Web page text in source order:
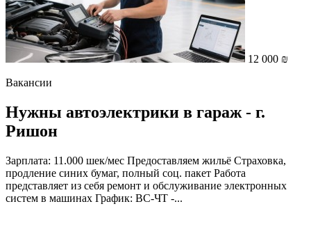
12 000 ₪
Вакансии
Нужны автоэлектрики в гараж - г.
Ришон
Зарплата: 11.000 шек/мес Предоставляем жильё Страховка,
продление синих бумаг, полный соц. пакет Работа
представляет из себя ремонт и обслуживание электронных
систем в машинах График: ВС-ЧТ -...